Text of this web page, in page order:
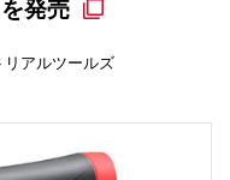
発売
アルツールズ